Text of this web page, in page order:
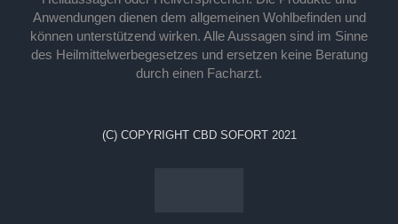
Anwendungen dienen dem allgemeinen Wohlbefinden und
können unterstützend wirken. Alle Aussagen sind im Sinne
des Heilmittelwerbegesetzes und ersetzen keine Beratung
durch einen Facharzt.
(C) COPYRIGHT CBD SOFORT 2021